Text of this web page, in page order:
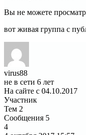
Вы не можете
вот живая группа с
virus88
не в сети 6 лет
На сайте с 04.10.2017
Участник
Тем 2
Сообщения 5
4